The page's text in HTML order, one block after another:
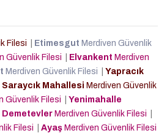
Filesi Etimesgut Merdiven Güvenlik
Güvenlik Filesi Elvankent Merdiven
Merdiven Güvenlik Filesi
Yapracık
Saraycık Mahallesi Merdiven Güvenlik
Güvenlik Filesi
Yenimahalle
Demetevler Merdiven Güvenlik Filesi
Filesi Ayaş Merdiven Güvenlik Filesi